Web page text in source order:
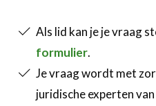
Als lid kan je je vraag
formulier.
Je vraag wordt met
juridische experten